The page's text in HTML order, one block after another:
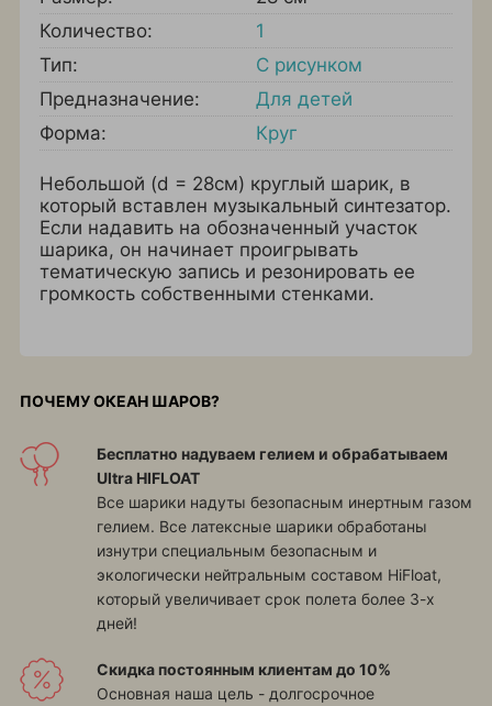
Количество:
1
Тип:
С рисунком
Предназначение:
Для детей
Форма:
Круг
Небольшой (d = 28см) круглый шарик, в
который вставлен музыкальный синтезатор.
Если надавить на обозначенный участок
шарика, он начинает проигрывать
тематическую запись и резонировать ее
громкость собственными стенками.
ПОЧЕМУ ОКЕАН ШАРОВ?
Бесплатно надуваем гелием и обрабатываем
Ultra HIFLOAT
Все шарики надуты безопасным инертным газом
гелием. Все латексные шарики обработаны
изнутри специальным безопасным и
экологически нейтральным составом HiFloat,
который увеличивает срок полета более 3-х
дней!
Скидка постоянным клиентам до 10%
Основная наша цель - долгосрочное